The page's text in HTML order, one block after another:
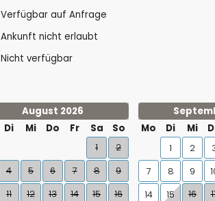
Verfügbar auf Anfrage
Ankunft nicht erlaubt
Nicht verfügbar
August 2026
Di Mi Do Fr Sa So
1
2
4 5 6 7 8
9
11 12 13 14 15
16
Mo
Di Mi
1 2
7
8 9
14
15 16